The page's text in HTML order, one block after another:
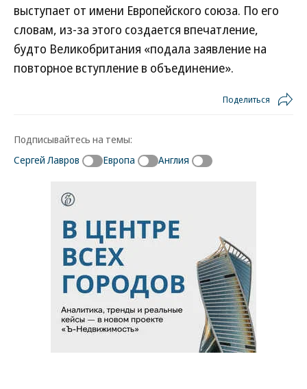
выступает от имени Европейского союза. По его
словам, из-за этого создается впечатление,
будто Великобритания «подала заявление на
повторное вступление в объединение».
Поделиться
Подписывайтесь на темы:
Сергей Лавров
Европа Англия